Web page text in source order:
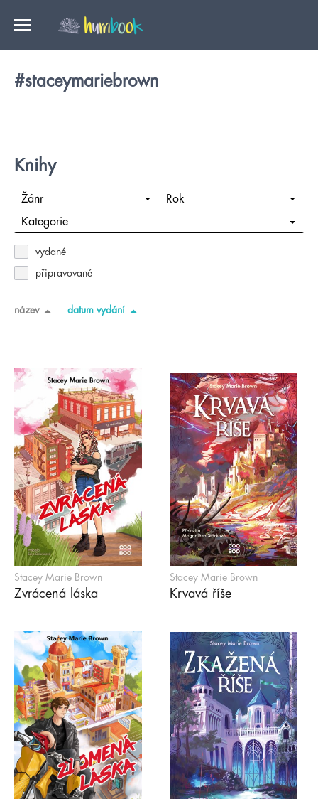
#staceymariebrown
Knihy
Žánr Rok
Kategorie
vydané
připravované
název datum vydání
Stacey Marie Brown
Zvrácená láska
Stacey Marie Brown
Krvavá říše